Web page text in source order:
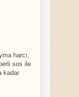
harcı,
sos ile
kadar